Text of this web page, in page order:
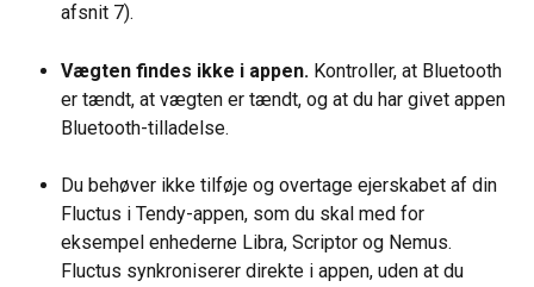
afsnit 7).
Vægten findes ikke i appen. Kontroller, at Bluetooth
er tændt, at vægten er tændt, og at du har givet appen
Bluetooth-tilladelse.
Du behøver ikke tilføje og overtage ejerskabet af din
Fluctus i Tendy-appen, som du skal med for
eksempel enhederne Libra, Scriptor og Nemus.
Fluctus synkroniserer direkte i appen, uden at du